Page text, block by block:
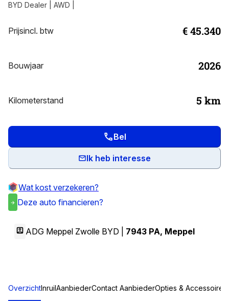
BYD Dealer | AWD |
Prijsincl. btw € 45.340
Bouwjaar 2026
Kilometerstand 5 km
Ik heb interesse
Bel
Wat kost verzekeren?
Deze auto financieren?
ADG Meppel Zwolle BYD | 7943 PA, Meppel
OverzichtInruil AanbiederContact AanbiederOpties & Accessoires